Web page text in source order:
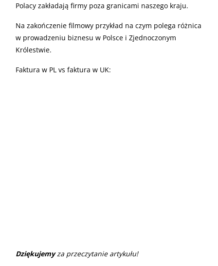
Polacy zakładają firmy poza granicami naszego kraju.
Na zakończenie filmowy przykład na czym polega różnica
w prowadzeniu biznesu w Polsce i Zjednoczonym
Królestwie.
Faktura w PL vs faktura w UK:
Dziękujemyza przeczytanie artykułu!